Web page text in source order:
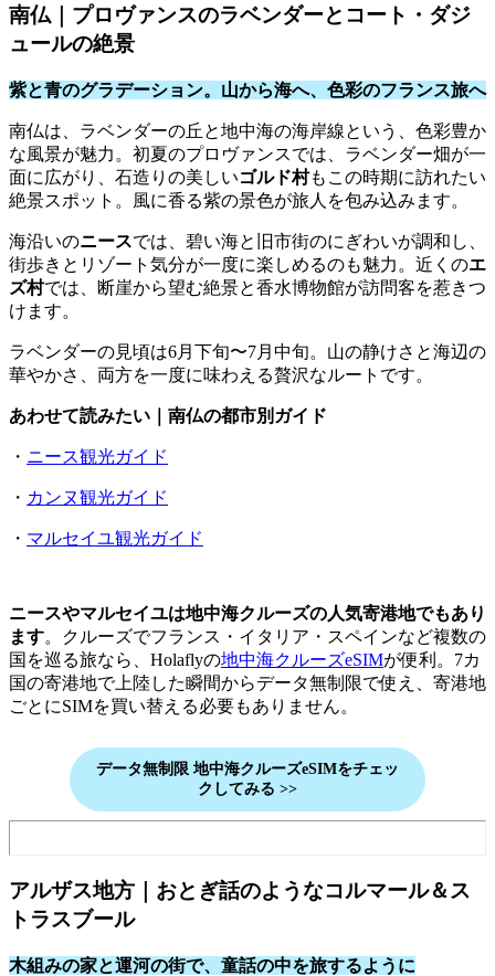
南仏｜プロヴァンスのラベンダーとコート・ダジ
ュールの絶景
紫と青のグラデーション。山から海へ、色彩のフランス旅へ
南仏は、ラベンダーの丘と地中海の海岸線という、色彩豊か
な風景が魅力。初夏のプロヴァンスでは、ラベンダー畑が一
面に広がり、石造りの美しいゴルド村もこの時期に訪れたい
絶景スポット。風に香る紫の景色が旅人を包み込みます。
海沿いのニースでは、碧い海と旧市街のにぎわいが調和し、
街歩きとリゾート気分が一度に楽しめるのも魅力。近くのエ
ズ村では、断崖から望む絶景と香水博物館が訪問客を惹きつ
けます。
ラベンダーの見頃は6月下旬〜7月中旬。山の静けさと海辺の
華やかさ、両方を一度に味わえる贅沢なルートです。
あわせて読みたい｜南仏の都市別ガイド
・ ニース観光ガイド
・ カンヌ観光ガイド
・ マルセイユ観光ガイド
ニースやマルセイユは地中海クルーズの人気寄港地でもあり
ます。クルーズでフランス・イタリア・スペインなど複数の
国を巡る旅なら、Holaflyの地中海クルーズeSIMが便利。7カ
国の寄港地で上陸した瞬間からデータ無制限で使え、寄港地
ごとにSIMを買い替える必要もありません。
データ無制限 地中海クルーズeSIMをチェッ
クしてみる >>
アルザス地方｜おとぎ話のようなコルマール＆ス
トラスブール
木組みの家と運河の街で、童話の中を旅するように